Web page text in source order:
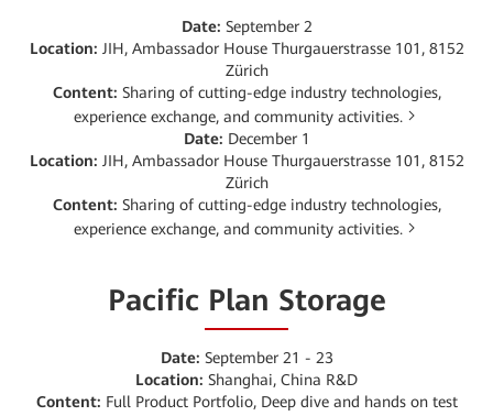
Date: September 2
Location: JIH, Ambassador House Thurgauerstrasse 101, 8152
Zürich
Content: Sharing of cutting-edge industry technologies,
experience exchange, and community activities.
Date: December 1
Location: JIH, Ambassador House Thurgauerstrasse 101, 8152
Zürich
Content: Sharing of cutting-edge industry technologies,
experience exchange, and community activities.
Pacific Plan Storage
Date: September 21 - 23
Location: Shanghai, China R&D
Content: Full Product Portfolio, Deep dive and hands on test